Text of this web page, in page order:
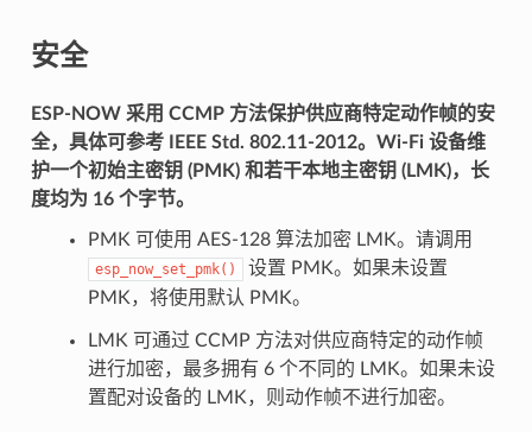
安全
ESP-NOW 采用 CCMP 方法保护供应商特定动作帧的安
全，具体可参考 IEEE Std. 802.11-2012。Wi-Fi 设备维
护一个初始主密钥 (PMK) 和若干本地主密钥 (LMK)，长
度均为 16 个字节。
PMK 可使用 AES-128 算法加密 LMK。请调用
esp_now_set_pmk()
设置 PMK。如果未设置
PMK，将使用默认 PMK。
LMK 可通过 CCMP 方法对供应商特定的动作帧
进行加密，最多拥有 6 个不同的 LMK。如果未设
置配对设备的 LMK，则动作帧不进行加密。